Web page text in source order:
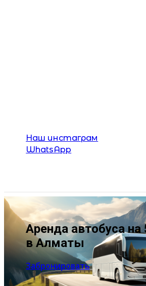
Наш инстаграм
WhatsApp
Аренда автобуса на
в Алматы
Забронировать